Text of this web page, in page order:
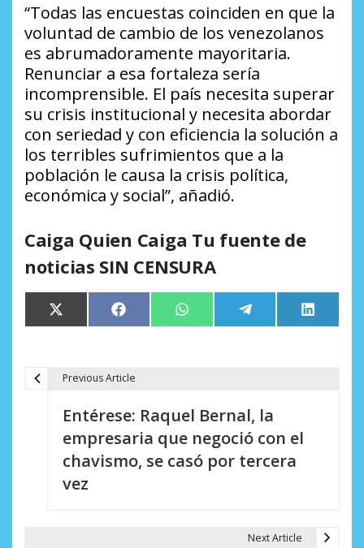
“Todas las encuestas coinciden en que la
voluntad de cambio de los venezolanos
es abrumadoramente mayoritaria.
Renunciar a esa fortaleza sería
incomprensible. El país necesita superar
su crisis institucional y necesita abordar
con seriedad y con eficiencia la solución a
los terribles sufrimientos que a la
población le causa la crisis política,
económica y social”, añadió.
Caiga Quien Caiga Tu fuente de
noticias SIN CENSURA
Compartir
en
X
(Twitter)
Compartir
en
Facebook Compartir
en
WhatsApp Compartir
en
Telegram
en
LinkedIn
Previous Article
Entérese: Raquel Bernal, la
empresaria que negoció con el
chavismo, se casó por tercera
vez
Next Article